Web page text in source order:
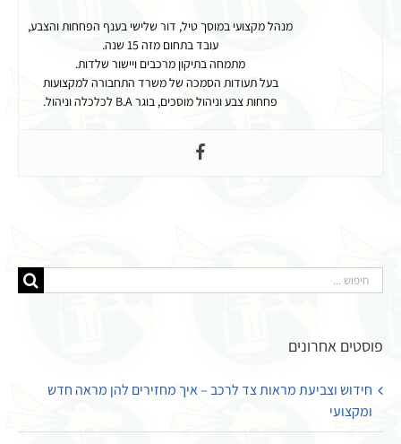
מנהל מקצועי במוסך טיל, דור שלישי בענף הפחחות והצבע,
עובד בתחום מזה 15 שנה.
מתמחה בתיקון מרכבים ויישור שלדות.
בעל תעודות הסמכה של משרד התחבורה למקצועות
פחחות צבע וניהול מוסכים, בוגר B.A לכלכלה וניהול.
חיפוש...
פוסטים אחרונים
חידוש וצביעת מראות צד לרכב – איך מחזירים להן מראה חדש
ומקצועי